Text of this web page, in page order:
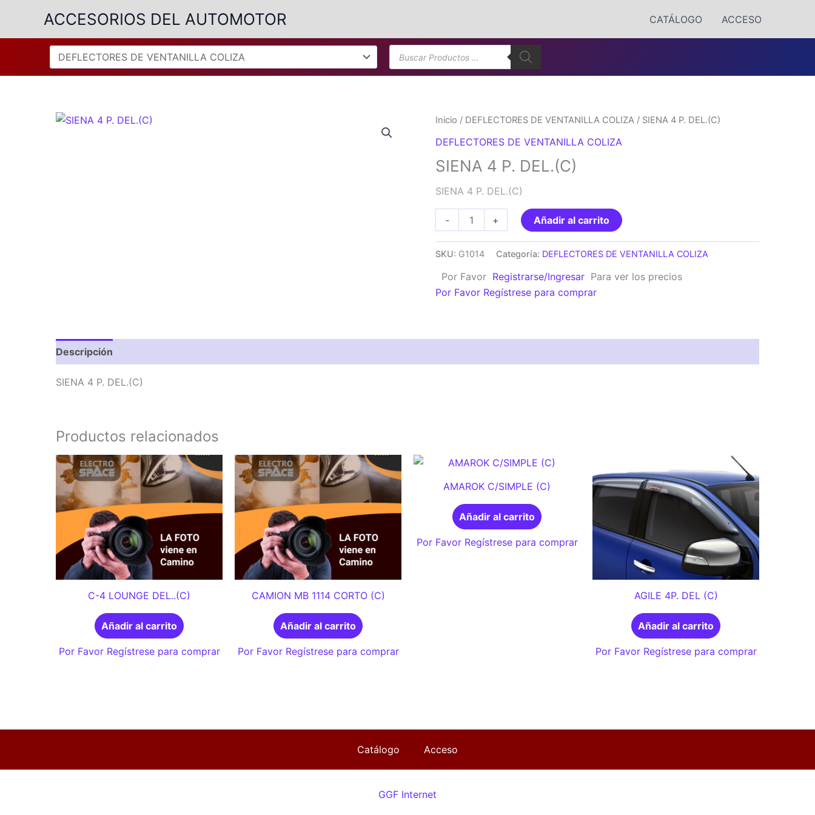
contenido
ACCESORIOS DEL AUTOMOTOR CATÁLOGO ACCESO
Búsqueda
de
productos
Inicio / DEFLECTORES DE VENTANILLA COLIZA / SIENA 4 P. DEL.(C)
DEFLECTORES DE VENTANILLA COLIZA
SIENA 4 P. DEL.(C)
SIENA 4 P. DEL.(C)
-
4
(C)
cantidad
+ Añadir al carrito
SKU: G1014 Categoría: DEFLECTORES DE VENTANILLA COLIZA
Por Favor Registrarse/Ingresar Para ver los precios
Por Favor Regístrese para comprar
Descripción
SIENA 4 P. DEL.(C)
Productos relacionados
C-4 LOUNGE DEL..(C)
Añadir al carrito
Por Favor Regístrese para comprar
CAMION MB 1114 CORTO (C)
Añadir al carrito
Por Favor Regístrese para comprar
AMAROK C/SIMPLE (C)
Añadir al carrito
Por Favor Regístrese para comprar
AGILE 4P. DEL (C)
Añadir al carrito
Por Favor Regístrese para comprar
Catálogo Acceso
GGF Internet